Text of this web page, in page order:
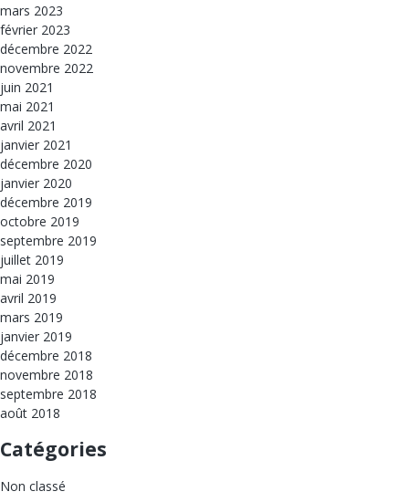
mars 2023
février 2023
décembre 2022
novembre 2022
juin 2021
mai 2021
avril 2021
janvier 2021
décembre 2020
janvier 2020
décembre 2019
octobre 2019
septembre 2019
juillet 2019
mai 2019
avril 2019
mars 2019
janvier 2019
décembre 2018
novembre 2018
septembre 2018
août 2018
Catégories
Non classé